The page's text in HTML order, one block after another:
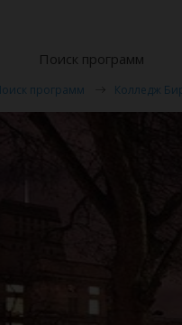
Поиск программ
программ Колледж